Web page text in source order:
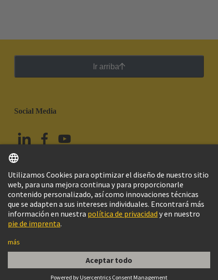
09 00 000 5025, Dichtring + 2 Druckringe f. Pg36
Ir arriba
Social Media
México Español
© HARTING Technology Group
Imprint
Información al cliente